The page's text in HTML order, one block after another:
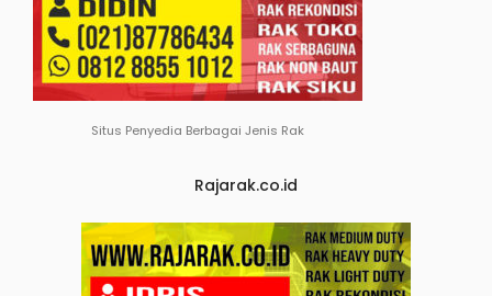
Situs Penyedia Berbagai Jenis Rak
Rajarak.co.id